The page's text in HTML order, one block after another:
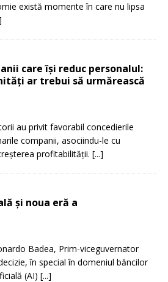
există momente în care nu lipsa
care își reduc personalul:
ar trebui să urmărească
au privit favorabil concedierile
companii, asociindu-le cu
profitabilității. [...]
și noua eră a
Badea, Prim-viceguvernator
în special în domeniul băncilor
(AI) [...]